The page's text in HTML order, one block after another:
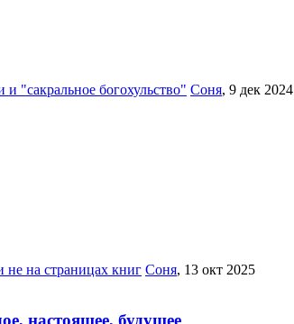
"сакральное богохульство" Соня, 9 дек 2024
не на страницах книг Соня, 13 окт 2025
настоящее, будущее